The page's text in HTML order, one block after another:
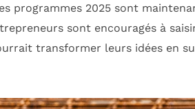
programmes 2025 sont
sont encouragés à
transformer leurs idées en